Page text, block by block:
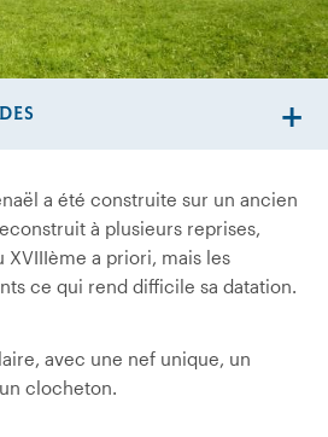
a été construite sur un ancien
à plusieurs reprises,
XVIIIème a priori, mais les
ce qui rend difficile sa datation.
avec une nef unique, un
clocheton.